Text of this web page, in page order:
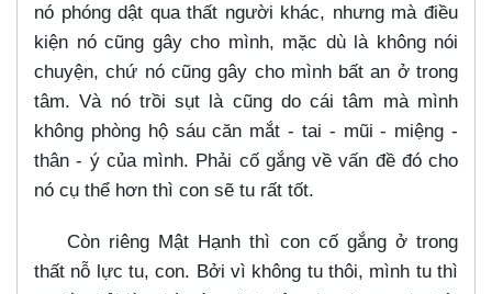
nó phóng dật qua thất người khác, nhưng mà điều
kiện nó cũng gây cho mình, mặc dù là không nói
chuyện, chứ nó cũng gây cho mình bất an ở trong
tâm. Và nó trồi sụt là cũng do cái tâm mà mình
không phòng hộ sáu căn mắt - tai - mũi - miệng -
thân - ý của mình. Phải cố gắng về vấn đề đó cho
nó cụ thể hơn thì con sẽ tu rất tốt.
Còn riêng Mật Hạnh thì con cố gắng ở trong
thất nỗ lực tu, con. Bởi vì không tu thôi, mình tu thì